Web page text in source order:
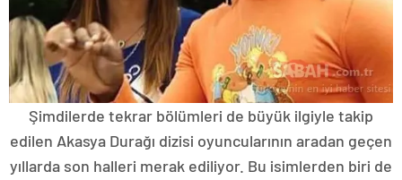
Şimdilerde tekrar bölümleri de büyük ilgiyle takip
edilen Akasya Durağı dizisi oyuncularının aradan geçen
yıllarda son halleri merak ediliyor. Bu isimlerden biri de